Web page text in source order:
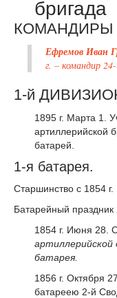
бригада
КОМАНДИРЫ
Ефремов Иван
г. – командир
1-й
1895 г. Марта 1.
артиллерийской
батарей.
1-я батарея.
Старшинство с 1854
Батарейный праздник
1854 г. Июня 28.
артиллерийской
батарея.
1856 г. Октября
батареею 2-й